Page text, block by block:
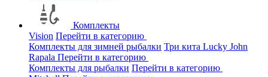
Комплекты
Vision Перейти в категорию
Комплекты для зимней рыбалки Три кита Lucky John
Rapala Перейти в категорию
Комплекты для рыбалки Перейти в категорию